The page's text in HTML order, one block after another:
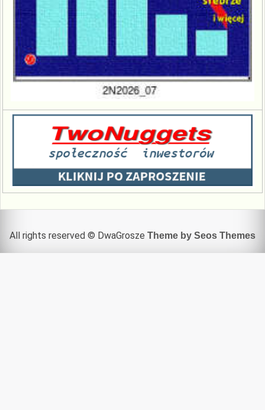
All rights reserved © DwaGrosze Theme by Seos Themes